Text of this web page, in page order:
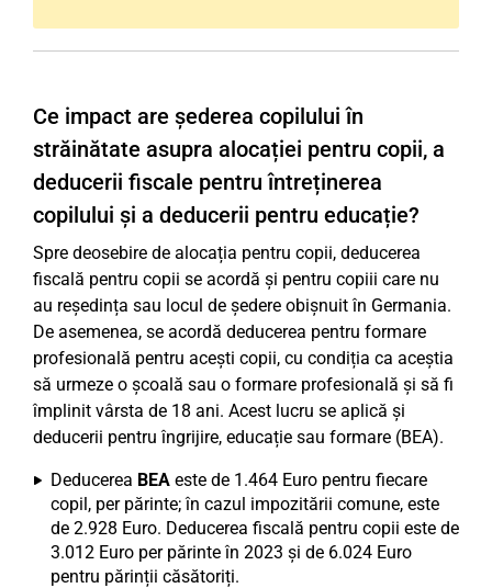
Ce impact are șederea copilului în
străinătate asupra alocației pentru copii, a
deducerii fiscale pentru întreținerea
copilului și a deducerii pentru educație?
Spre deosebire de alocația pentru copii, deducerea
fiscală pentru copii se acordă și pentru copiii care nu
au reședința sau locul de ședere obișnuit în Germania.
De asemenea, se acordă deducerea pentru formare
profesională pentru acești copii, cu condiția ca aceștia
să urmeze o școală sau o formare profesională și să fi
împlinit vârsta de 18 ani. Acest lucru se aplică și
deducerii pentru îngrijire, educație sau formare (BEA).
Deducerea BEA este de 1.464 Euro pentru fiecare
copil, per părinte; în cazul impozitării comune, este
de 2.928 Euro. Deducerea fiscală pentru copii este de
3.012 Euro per părinte în 2023 și de 6.024 Euro
pentru părinții căsătoriți.